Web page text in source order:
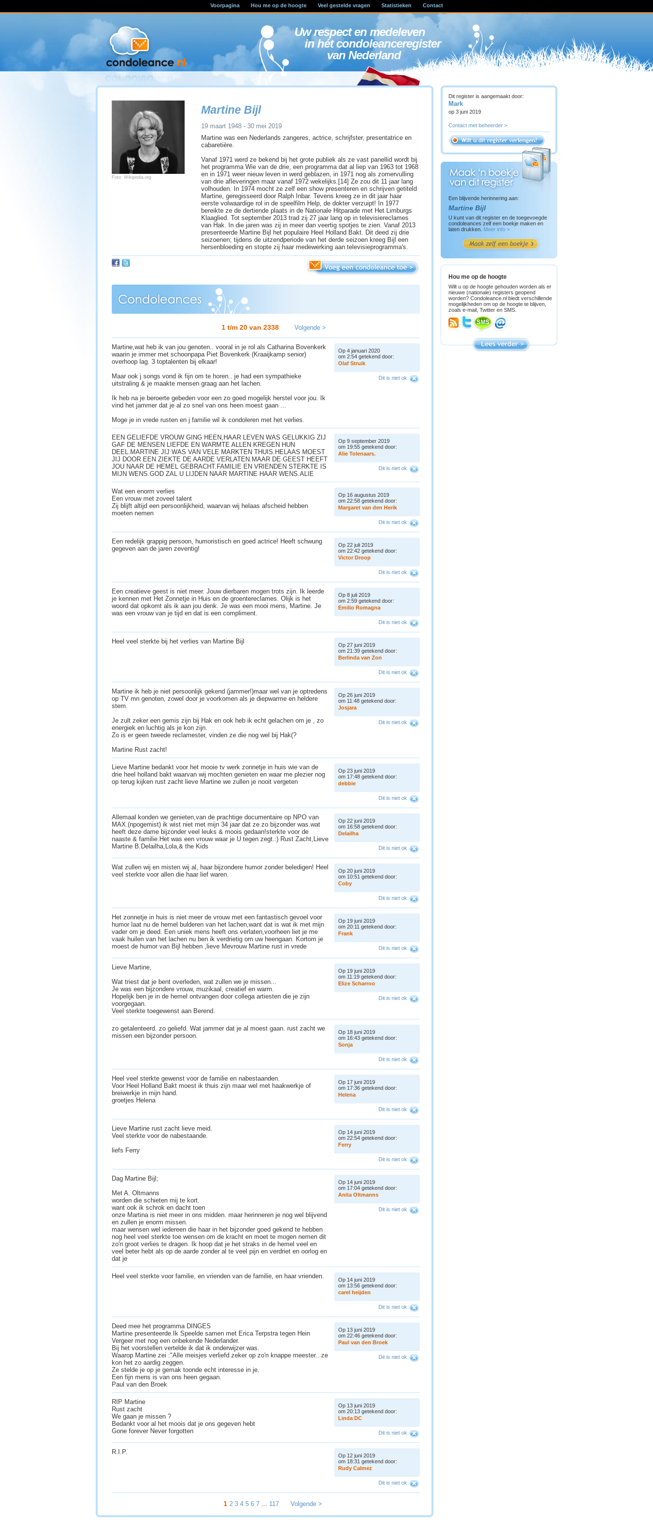
Voorpagina Hou me op de hoogte Veel gestelde vragen Statistieken Contact
Uw respect en medeleven
in hét condoleanceregister
van Nederland
Foto: Wikipedia.org
Martine Bijl
19 maart 1948 - 30 mei 2019
Martine was een Nederlands zangeres, actrice, schrijfster, presentatrice en
cabaretière.
Vanaf 1971 werd ze bekend bij het grote publiek als ze vast panellid wordt bij
het programma Wie van de drie, een programma dat al liep van 1963 tot 1968
en in 1971 weer nieuw leven in werd geblazen, in 1971 nog als zomervulling
van drie afleveringen maar vanaf 1972 wekelijks.[14] Ze zou dit 11 jaar lang
volhouden. In 1974 mocht ze zelf een show presenteren en schrijven getiteld
Martine, geregisseerd door Ralph Inbar. Tevens kreeg ze in dit jaar haar
eerste volwaardige rol in de speelfilm Help, de dokter verzuipt! In 1977
bereikte ze de dertiende plaats in de Nationale Hitparade met Het Limburgs
Klaaglied. Tot september 2013 trad zij 27 jaar lang op in televisiereclames
van Hak. In die jaren was zij in meer dan veertig spotjes te zien. Vanaf 2013
presenteerde Martine Bijl het populaire Heel Holland Bakt. Dit deed zij drie
seizoenen; tijdens de uitzendperiode van het derde seizoen kreeg Bijl een
hersenbloeding en stopte zij haar medewerking aan televisieprogramma's.
1 t/m 20 van 2338 Volgende >
Martine,wat heb ik van jou genoten.. vooral in je rol als Catharina Bovenkerk
waarin je immer met schoonpapa Piet Bovenkerk (Kraaijkamp senior)
overhoop lag. 3 toptalenten bij elkaar!
Maar ook j songs vond ik fijn om te horen.. je had een sympathieke
uitstraling & je maakte mensen graag aan het lachen.
Ik heb na je beroerte gebeden voor een zo goed mogelijk herstel voor jou. Ik
vind het jammer dat je al zo snel van ons heen moest gaan ...
Moge je in vrede rusten en j familie wil ik condoleren met het verlies.
Op 4 januari 2020
om 2:54 getekend door:
Olaf Struik
Dit is niet ok
EEN GELIEFDE VROUW GING HEEN,HAAR LEVEN WAS GELUKKIG ZIJ
GAF DE MENSEN LIEFDE EN WARMTE ALLEN KREGEN HUN
DEEL.MARTINE JIJ WAS VAN VELE MARKTEN THUIS.HELAAS MOEST
JIJ DOOR EEN ZIEKTE DE AARDE VERLATEN.MAAR DE GEEST HEEFT
JOU NAAR DE HEMEL GEBRACHT.FAMILIE EN VRIENDEN STERKTE IS
MIJN WENS.GOD ZAL U LIJDEN NAAR MARTINE HAAR WENS.ALIE
Op 9 september 2019
om 19:55 getekend door:
Alie Tolenaars.
Dit is niet ok
Wat een enorm verlies
Een vrouw met zoveel talent
Zij blijft altijd een persoonlijkheid, waarvan wij helaas afscheid hebben
moeten nemen
Op 16 augustus 2019
om 22:58 getekend door:
Margaret van den Herik
Dit is niet ok
Een redelijk grappig persoon, humoristisch en goed actrice! Heeft schwung
gegeven aan de jaren zeventig!
Op 22 juli 2019
om 22:42 getekend door:
Victor Droop
Dit is niet ok
Een creatieve geest is niet meer. Jouw dierbaren mogen trots zijn. Ik leerde
je kennen met Het Zonnetje in Huis en de groentereclames. Olijk is het
woord dat opkomt als ik aan jou denk. Je was een mooi mens, Martine. Je
was een vrouw van je tijd en dat is een compliment.
Op 8 juli 2019
om 2:59 getekend door:
Emilio Romagna
Dit is niet ok
Heel veel sterkte bij het verlies van Martine Bijl
Op 27 juni 2019
om 21:39 getekend door:
Berlinda van Zon
Dit is niet ok
Martine ik heb je niet persoonlijk gekend (jammer!)maar wel van je optredens
op TV mn genoten, zowel door je voorkomen als je diepwarme en heldere
stem.
Je zult zeker een gemis zijn bij Hak en ook heb ik echt gelachen om je , zo
energiek en luchtig als je kon zijn.
Zo is er geen tweede reclamester, vinden ze die nog wel bij Hak(?
Martine Rust zacht!
Op 26 juni 2019
om 11:48 getekend door:
Josjara
Dit is niet ok
Lieve Martine bedankt voor het mooie tv werk zonnetje in huis wie van de
drie heel holland bakt waarvan wij mochten genieten en waar me plezier nog
op terug kijken rust zacht lieve Martine we zullen je nooit vergeten
Op 23 juni 2019
om 17:48 getekend door:
debbie
Dit is niet ok
Allemaal konden we genieten,van de prachtige documentaire op NPO van
MAX.(npogemist) ik wist niet met mijn 34 jaar dat ze zo bijzonder was.wat
heeft deze dame bijzonder veel leuks & moois gedaan!sterkte voor de
naaste & familie.Het was een vrouw waar je U tegen zegt.:) Rust Zacht,Lieve
Martine B.Delailha,Lola,& the Kids
Op 22 juni 2019
om 16:58 getekend door:
Delailha
Dit is niet ok
Wat zullen wij en misten wij al, haar bijzondere humor zonder beledigen! Heel
veel sterkte voor allen die haar lief waren.
Op 20 juni 2019
om 10:51 getekend door:
Coby
Dit is niet ok
Het zonnetje in huis is niet meer de vrouw met een fantastisch gevoel voor
humor laat nu de hemel bulderen van het lachen,want dat is wat ik met mijn
vader om je deed. Een uniek mens heeft ons verlaten,voorheen liet je me
vaak huilen van het lachen nu ben ik verdrietig om uw heengaan. Kortom je
moest de humor van Bijl hebben ,lieve Mevrouw Martine rust in vrede
Op 19 juni 2019
om 20:11 getekend door:
Frank
Dit is niet ok
Lieve Martine,
Wat triest dat je bent overleden, wat zullen we je missen...
Je was een bijzondere vrouw, muzikaal, creatief en warm.
Hopelijk ben je in de hemel ontvangen door collega artiesten die je zijn
voorgegaan.
Veel sterkte toegewenst aan Berend.
Op 19 juni 2019
om 11:19 getekend door:
Elize Scharroo
Dit is niet ok
zo getalenteerd. zo geliefd. Wat jammer dat je al moest gaan. rust zacht we
missen een bijzonder persoon.
Op 18 juni 2019
om 16:43 getekend door:
Sonja
Dit is niet ok
Heel veel sterkte gewenst voor de familie en nabestaanden.
Voor Heel Holland Bakt moest ik thuis zijn maar wel met haakwerkje of
breiwerkje in mijn hand.
groetjes Helena
Op 17 juni 2019
om 17:36 getekend door:
Helena
Dit is niet ok
Lieve Martine rust zacht lieve meid.
Veel sterkte voor de nabestaande.
liefs Ferry
Op 14 juni 2019
om 22:54 getekend door:
Ferry
Dit is niet ok
Dag Martine Bijl;
Met A. Oltmanns
worden die schieten mij te kort.
want ook ik schrok en dacht toen
onze Martina is niet meer in ons midden. maar herinneren je nog wel blijvend
en zullen je enorm missen.
maar wensen wel iedereen die haar in het bijzonder goed gekend te hebben
nog heel veel sterkte toe wensen om de kracht en moet te mogen nemen dit
zo'n groot verlies te dragen. Ik hoop dat je het straks in de hemel veel en
veel beter hebt als op de aarde zonder al te veel pijn en verdriet en oorlog en
dat je
Op 14 juni 2019
om 17:04 getekend door:
Anita Oltmanns
Dit is niet ok
Heel veel sterkte voor familie, en vrienden van de familie, en haar vrienden.
Op 14 juni 2019
om 13:56 getekend door:
carel heijden
Dit is niet ok
Deed mee het programma DINGES
Martine presenteerde.Ik Speelde samen met Erica Terpstra tegen Hein
Vergeer met nog een onbekende Nederlander.
Bij het voorstellen vertelde ik dat ik onderwijzer was.
Waarop Martine zei :"Alle meisjes verliefd zeker op zo'n knappe meester...ze
kon het zo aardig zeggen.
Ze stelde je op je gemak toonde echt interesse in je.
Een fijn mens is van ons heen gegaan.
Paul van den Broek
Op 13 juni 2019
om 22:46 getekend door:
Paul van den Broek
Dit is niet ok
RIP Martine
Rust zacht
We gaan je missen ?
Bedankt voor al het moois dat je ons gegeven hebt
Gone forever Never forgotten
Op 13 juni 2019
om 20:13 getekend door:
Linda DC
Dit is niet ok
R.I.P.
Op 12 juni 2019
om 18:31 getekend door:
Rudy Calmez
Dit is niet ok
1 2 3 4 5 6 7... 117 Volgende >
Dit register is aangemaakt door:
Mark
op 3 juni 2019
Contact met beheerder >
Een blijvende herinnering aan:
Martine Bijl
U kunt van dit register en de toegevoegde
condoleances zelf een boekje maken en
laten drukken.
Meer info >
Hou me op de hoogte
Wilt u op de hoogte gehouden worden als er
nieuwe (nationale) registers geopend
worden? Condoleance.nl biedt verschillende
mogelijkheden om op de hoogte te blijven,
zoals e-mail, Twitter en SMS.